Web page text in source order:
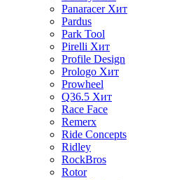
Panaracer Хит
Pardus
Park Tool
Pirelli Хит
Profile Design
Prologo Хит
Prowheel
Q36.5 Хит
Race Face
Remerx
Ride Concepts
Ridley
RockBros
Rotor